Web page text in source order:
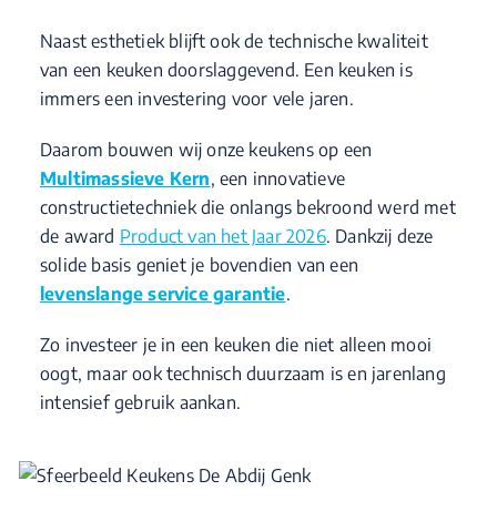
Naast esthetiek blijft ook de technische kwaliteit
van een keuken doorslaggevend. Een keuken is
immers een investering voor vele jaren.
Daarom bouwen wij onze keukens op een
Multimassieve Kern, een innovatieve
constructietechniek die onlangs bekroond werd met
de award Product van het Jaar 2026. Dankzij deze
solide basis geniet je bovendien van een
levenslange service garantie.
Zo investeer je in een keuken die niet alleen mooi
oogt, maar ook technisch duurzaam is en jarenlang
intensief gebruik aankan.